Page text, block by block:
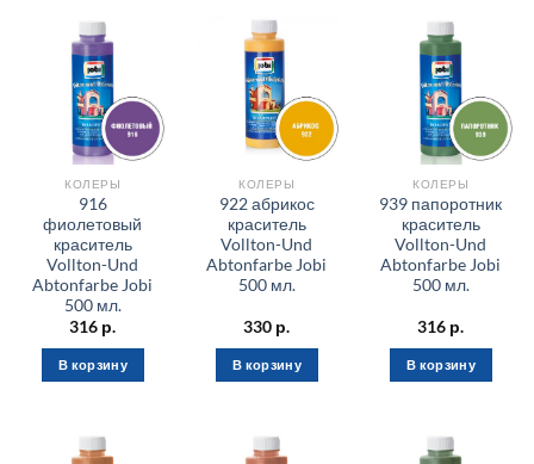
КОЛЕРЫ
916
фиолетовый
краситель
Vollton-Und
Abtonfarbe Jobi
500 мл.
316 р.
В корзину
КОЛЕРЫ
922 абрикос
краситель
Vollton-Und
Abtonfarbe Jobi
500 мл.
330 р.
В корзину
КОЛЕРЫ
939 папоротник
краситель
Vollton-Und
Abtonfarbe Jobi
500 мл.
316 р.
В корзину